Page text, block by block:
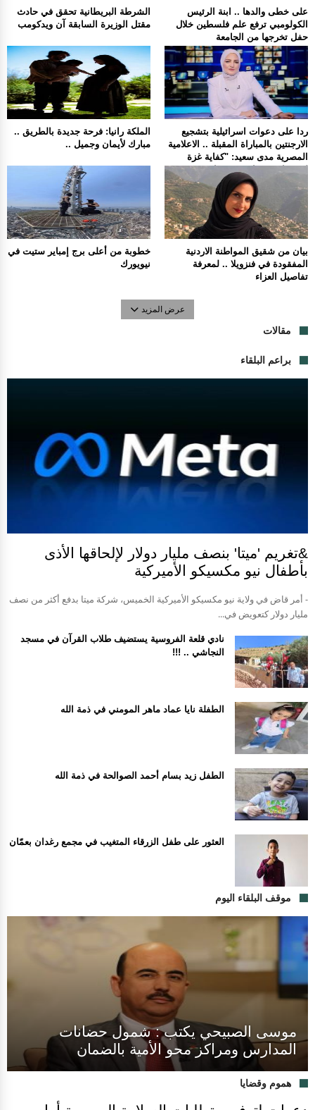
الشرطة البريطانية تحقق في حادث
مقتل الوزيرة السابقة آن ويدكومب
على خطى والدها .. ابنة الرئيس
الكولومبي ترفع علم فلسطين خلال
حفل تخرجها من الجامعة
الملكة رانيا: فرحة جديدة بالطريق ..
مبارك لأيمان وجميل ..
ردا على دعوات اسرائيلية بتشجيع
الارجنتين بالمباراة المقبلة .. الاعلامية
المصرية مدى سعيد: "كفاية غزة
لوحدها تشجعنا مش محتاجين حد
خطوبة من أعلى برج إمباير ستيت في
نيويورك
بيان من شقيق المواطنة الاردنية
المفقودة في فنزويلا .. لمعرفة
تفاصيل العزاء
عرض المزيد
مقالات
براعم البلقاء
&تغريم 'ميتا' بنصف مليار دولار لإلحاقها الأذى
بأطفال نيو مكسيكو الأميركية
- أمر قاض في ولاية نيو مكسيكو الأميركية الخميس، شركة ميتا بدفع أكثر من نصف
مليار دولار كتعويض في...
نادي قلعة الفروسية يستضيف طلاب القرآن في مسجد
النجاشي .. !!!
الطفلة نايا عماد ماهر المومني في ذمة الله
الطفل زيد بسام أحمد الصوالحة في ذمة الله
العثور على طفل الزرقاء المتغيب في مجمع رغدان بعمّان
موقف البلقاء اليوم
موسى الصبيحي يكتب : شمول حضانات
المدارس ومراكز محو الأمية بالضمان
هموم وقضايا